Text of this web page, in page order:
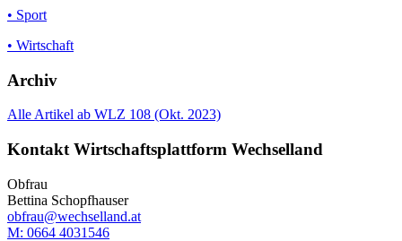
• Sport
• Wirtschaft
Archiv
Alle Artikel ab WLZ 108 (Okt. 2023)
Kontakt Wirtschaftsplattform Wechselland
Obfrau
Bettina Schopfhauser
obfrau@wechselland.at
M: 0664 4031546